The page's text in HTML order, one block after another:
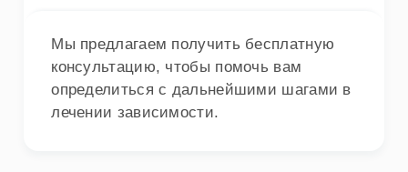
Мы предлагаем получить бесплатную
консультацию, чтобы помочь вам
определиться с дальнейшими шагами в
лечении зависимости.